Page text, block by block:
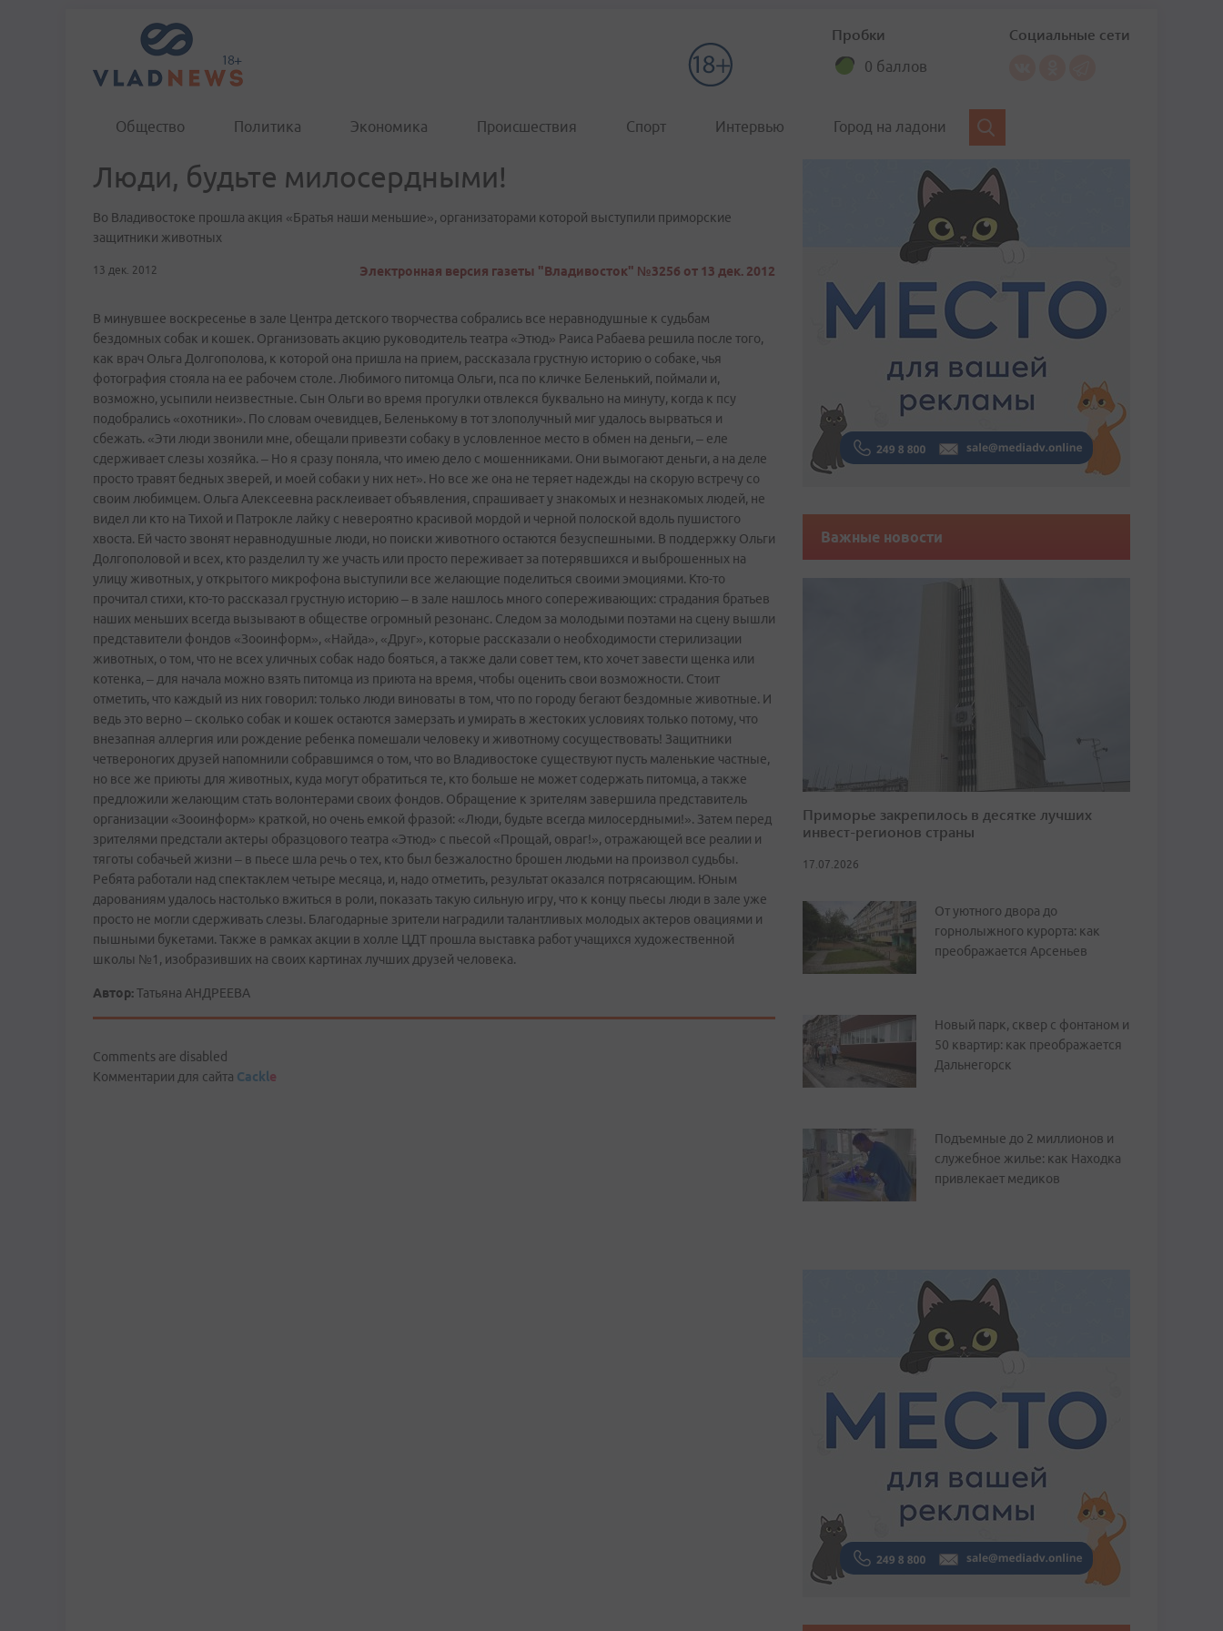
Пробки
0 баллов
Социальные сети
Общество Политика Экономика Происшествия Спорт Интервью Город на ладони
Люди, будьте милосердными!
Во Владивостоке прошла акция «Братья наши меньшие», организаторами которой выступили приморские
защитники животных
13 дек. 2012 Электронная версия газеты "Владивосток" №3256 от 13 дек. 2012
В минувшее воскресенье в зале Центра детского творчества собрались все неравнодушные к судьбам
бездомных собак и кошек. Организовать акцию руководитель театра «Этюд» Раиса Рабаева решила после того,
как врач Ольга Долгополова, к которой она пришла на прием, рассказала грустную историю о собаке, чья
фотография стояла на ее рабочем столе. Любимого питомца Ольги, пса по кличке Беленький, поймали и,
возможно, усыпили неизвестные. Сын Ольги во время прогулки отвлекся буквально на минуту, когда к псу
подобрались «охотники». По словам очевидцев, Беленькому в тот злополучный миг удалось вырваться и
сбежать. «Эти люди звонили мне, обещали привезти собаку в условленное место в обмен на деньги, – еле
сдерживает слезы хозяйка. – Но я сразу поняла, что имею дело с мошенниками. Они вымогают деньги, а на деле
просто травят бедных зверей, и моей собаки у них нет». Но все же она не теряет надежды на скорую встречу со
своим любимцем. Ольга Алексеевна расклеивает объявления, спрашивает у знакомых и незнакомых людей, не
видел ли кто на Тихой и Патрокле лайку с невероятно красивой мордой и черной полоской вдоль пушистого
хвоста. Ей часто звонят неравнодушные люди, но поиски животного остаются безуспешными. В поддержку Ольги
Долгополовой и всех, кто разделил ту же участь или просто переживает за потерявшихся и выброшенных на
улицу животных, у открытого микрофона выступили все желающие поделиться своими эмоциями. Кто-то
прочитал стихи, кто-то рассказал грустную историю – в зале нашлось много сопереживающих: страдания братьев
наших меньших всегда вызывают в обществе огромный резонанс. Следом за молодыми поэтами на сцену вышли
представители фондов «Зооинформ», «Найда», «Друг», которые рассказали о необходимости стерилизации
животных, о том, что не всех уличных собак надо бояться, а также дали совет тем, кто хочет завести щенка или
котенка, – для начала можно взять питомца из приюта на время, чтобы оценить свои возможности. Стоит
отметить, что каждый из них говорил: только люди виноваты в том, что по городу бегают бездомные животные. И
ведь это верно – сколько собак и кошек остаются замерзать и умирать в жестоких условиях только потому, что
внезапная аллергия или рождение ребенка помешали человеку и животному сосуществовать! Защитники
четвероногих друзей напомнили собравшимся о том, что во Владивостоке существуют пусть маленькие частные,
но все же приюты для животных, куда могут обратиться те, кто больше не может содержать питомца, а также
предложили желающим стать волонтерами своих фондов. Обращение к зрителям завершила представитель
организации «Зооинформ» краткой, но очень емкой фразой: «Люди, будьте всегда милосердными!». Затем перед
зрителями предстали актеры образцового театра «Этюд» с пьесой «Прощай, овраг!», отражающей все реалии и
тяготы собачьей жизни – в пьесе шла речь о тех, кто был безжалостно брошен людьми на произвол судьбы.
Ребята работали над спектаклем четыре месяца, и, надо отметить, результат оказался потрясающим. Юным
дарованиям удалось настолько вжиться в роли, показать такую сильную игру, что к концу пьесы люди в зале уже
просто не могли сдерживать слезы. Благодарные зрители наградили талантливых молодых актеров овациями и
пышными букетами. Также в рамках акции в холле ЦДТ прошла выставка работ учащихся художественной
школы №1, изобразивших на своих картинах лучших друзей человека.
Автор:Татьяна АНДРЕЕВА
Comments are disabled
Комментарии для сайта Cackle
Важные новости
Приморье закрепилось в десятке лучших
инвест-регионов страны
17.07.2026
От уютного двора до
горнолыжного курорта: как
преображается Арсеньев
Новый парк, сквер с фонтаном и
50 квартир: как преображается
Дальнегорск
Подъемные до 2 миллионов и
служебное жилье: как Находка
привлекает медиков